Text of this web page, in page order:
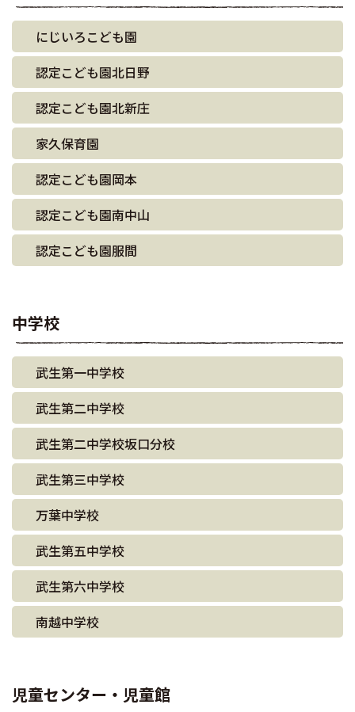
にじいろこども園
認定こども園北日野
認定こども園北新庄
家久保育園
認定こども園岡本
認定こども園南中山
認定こども園服間
中学校
武生第一中学校
武生第二中学校
武生第二中学校坂口分校
武生第三中学校
万葉中学校
武生第五中学校
武生第六中学校
南越中学校
児童センター・児童館